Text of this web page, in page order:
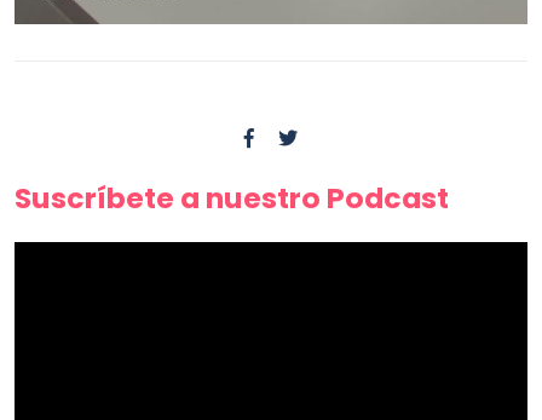
Suscríbete a nuestro Podcast